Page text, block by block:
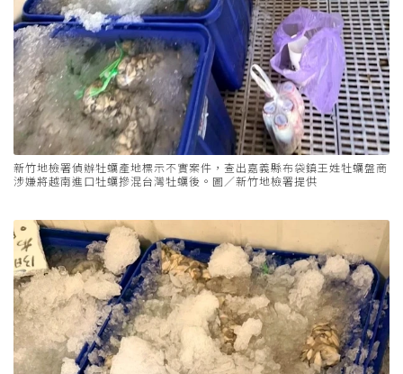
新竹地檢署偵辦牡蠣產地標示不實案件，查出嘉義縣布袋鎮王姓牡蠣盤商
涉嫌將越南進口牡蠣摻混台灣牡蠣後。圖／新竹地檢署提供